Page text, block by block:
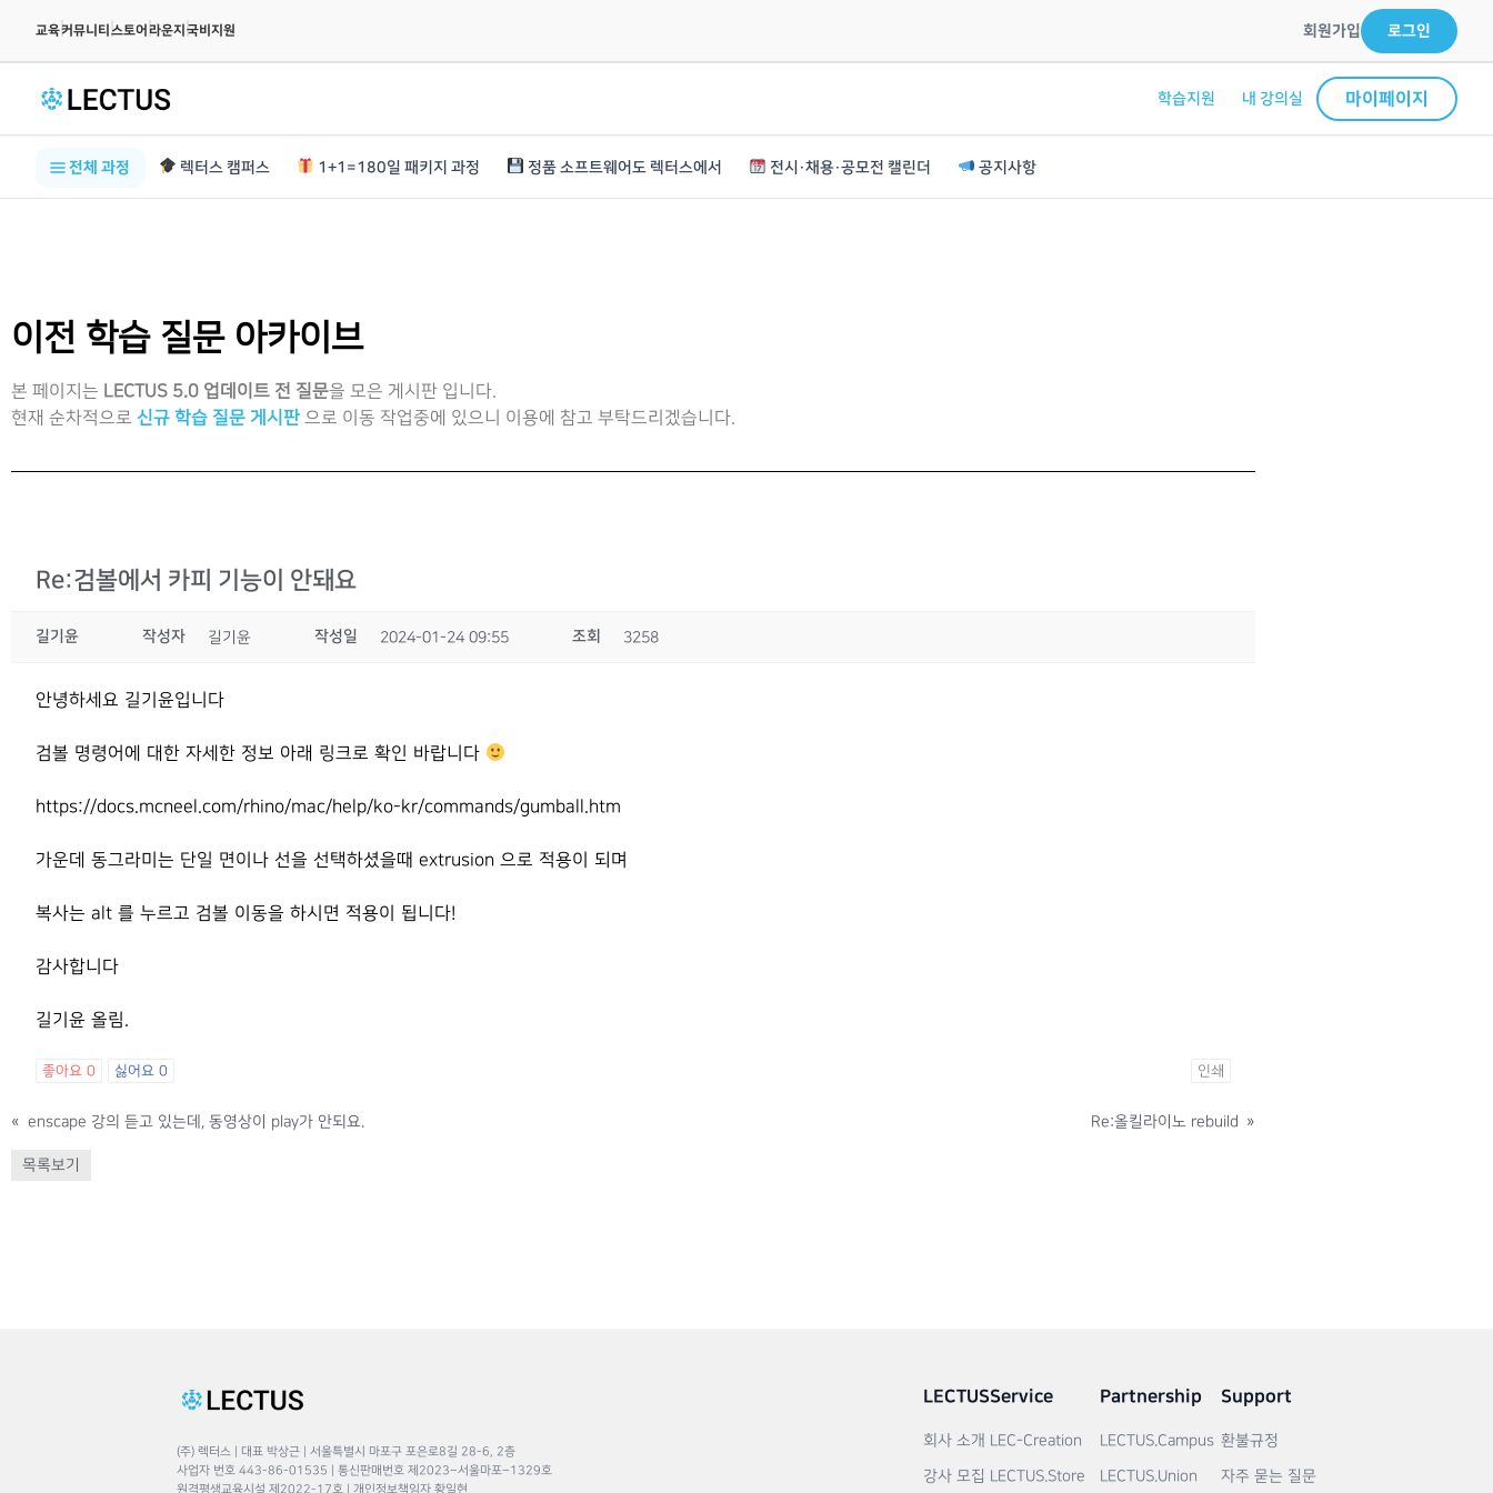
교육|커뮤니티 |스토어 |라운지 |국비지원 회원가입 로그인
학습지원 내 강의실 마이페이지
전체 과정 렉터스 캠퍼스 1+1=180일 패키지 과정 정품 소프트웨어도 렉터스에서 전시·채용·공모전 캘린더 공지사항
이전 학습 질문 아카이브
본 페이지는 LECTUS 5.0 업데이트 전 질문을 모은 게시판 입니다.
현재 순차적으로 신규 학습 질문 게시판 으로 이동 작업중에 있으니 이용에 참고 부탁드리겠습니다.
Re:검볼에서 카피 기능이 안돼요
길기윤 작성자 길기윤 작성일 2024-01-24 09:55 조회 3258
안녕하세요 길기윤입니다
검볼 명령어에 대한 자세한 정보 아래 링크로 확인 바랍니다
https://docs.mcneel.com/rhino/mac/help/ko-kr/commands/gumball.htm
가운데 동그라미는 단일 면이나 선을 선택하셨을때 extrusion 으로 적용이 되며
복사는 alt 를 누르고 검볼 이동을 하시면 적용이 됩니다!
감사합니다
길기윤 올림.
좋아요 0 싫어요 0 인쇄
« enscape 강의 듣고 있는데, 동영상이 play가 안되요. Re:올킬라이노 rebuild »
목록보기
(주) 렉터스 | 대표 박상근 | 서울특별시 마포구 포은로8길 28-6, 2층
사업자 번호 443-86-01535 | 통신판매번호 제2023–서울마포–1329호
원격평생교육시설 제2022-17호 | 개인정보책임자 황일현
LECTUS
회사 소개
강사 모집
Service
LEC-Creation
LECTUS.Store
Partnership
LECTUS.Campus
LECTUS.Union
Support
환불규정
자주 묻는 질문